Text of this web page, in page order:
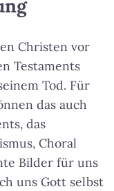
Christen vor
Testaments
Tod. Für
das auch
das
Choral
Bilder für uns
uns Gott selbst